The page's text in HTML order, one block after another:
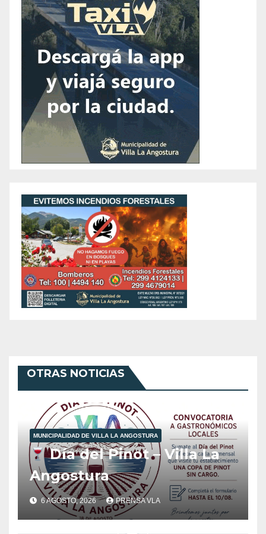
OTRAS NOTICIAS
MUNICIPALIDAD DE VILLA LA ANGOSTURA
Día del Pinot – Villa La
Angostura
6 AGOSTO, 2026 PRENSA VLA